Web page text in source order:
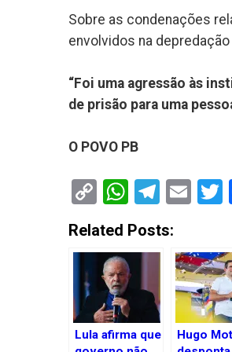
Sobre as condenações
envolvidos na
“Foi uma agressão às
de prisão para uma
O POVO PB
Copy
Link
Related Posts:
Lula afirma que
Hugo